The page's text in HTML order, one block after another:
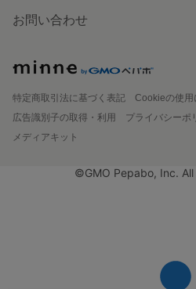
お問い合わせ
特定商取引法に基づく表記
Cookieの使用
広告識別子の取得・利用
プライバシーポ
メディアキット
©GMO Pepabo, Inc.